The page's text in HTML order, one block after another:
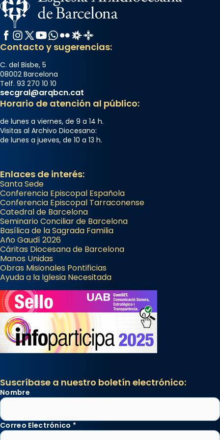
Semproniana, verges i màrtirs.
Acompanyant la història de sant Cugat, a
partir de l’Edat Mitjana sorgeix la tradició
que les santes Juliana (“relatiu a Júlia”) i
Semproniana (“relatiu a Semprònia =
eterna”) són deixebles seves. I l’any 1667, el
frare Joan Gaspar Roig, afirma en una obra
que les santes són filles de l’antiga Iluro.
Mataró en reivindicarà les relíq
...Ver más
Foto
Facebook
Instagram
X / Twitter
YouTube
WhatsApp
FlickrRadio Estel
Catalunya Cristiana
Contacto y sugerencias:
C. del Bisbe, 5
08002 Barcelona
Telf. 93 270 10 10
secgral@arqbcn.cat
Horario de atención al público:
de lunes a viernes, de 9 a 14 h.
Visitas al Archivo Diocesano:
de lunes a jueves, de 10 a 13 h.
Enlaces de interés:
Santa Sede
Conferencia Episcopal Española
Conferencia Episcopal Tarraconense
Catedral de Barcelona
Seminario Conciliar de Barcelona
Basílica de la Sagrada Familia
Año Gaudí 2026
Cáritas Diocesana de Barcelona
Manos Unidas
Obras Misionales Pontificias
Ayuda a la Iglesia Necesitada
Suscríbase a nuestro boletín electrónico:
Nombre
Correo Electrónico *